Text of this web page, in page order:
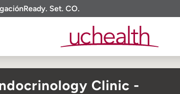
Ready. Set. CO.
Clinic -